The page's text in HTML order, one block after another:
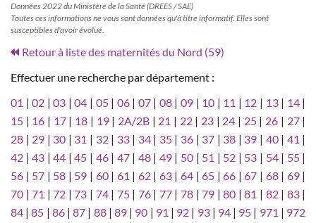
Données 2022 du Ministère de la Santé (DREES / SAE)
Toutes ces informations ne vous sont données qu'à titre informatif. Elles sont
susceptibles d'avoir évolué.
Retour à liste des maternités du Nord (59)
Effectuer une recherche par département :
01 |02 |03 |04 | 05| 06| 07| 08| 09 | 10 | 11 | 12 | 13| 14|
15 | 16 | 17| 18 | 19| 2A/2B| 21 | 22| 23 | 24 | 25| 26 | 27|
28 | 29 | 30 | 31 | 32| 33| 34| 35| 36 | 37 | 38 | 39 | 40| 41 |
42 |43 |44 |45 | 46| 47| 48| 49| 50 | 51 | 52 | 53 | 54| 55|
56 | 57 | 58 | 59 | 60| 61 | 62| 63| 64 |65 |66 |67 | 68| 69|
70 |71 |72 |73 | 74| 75| 76| 77| 78 |79 |80 |81 | 82| 83|
84 |85 | 86|87 | 88| 89| 90 | 91 | 92 | 93| 94| 95 | 971 | 972